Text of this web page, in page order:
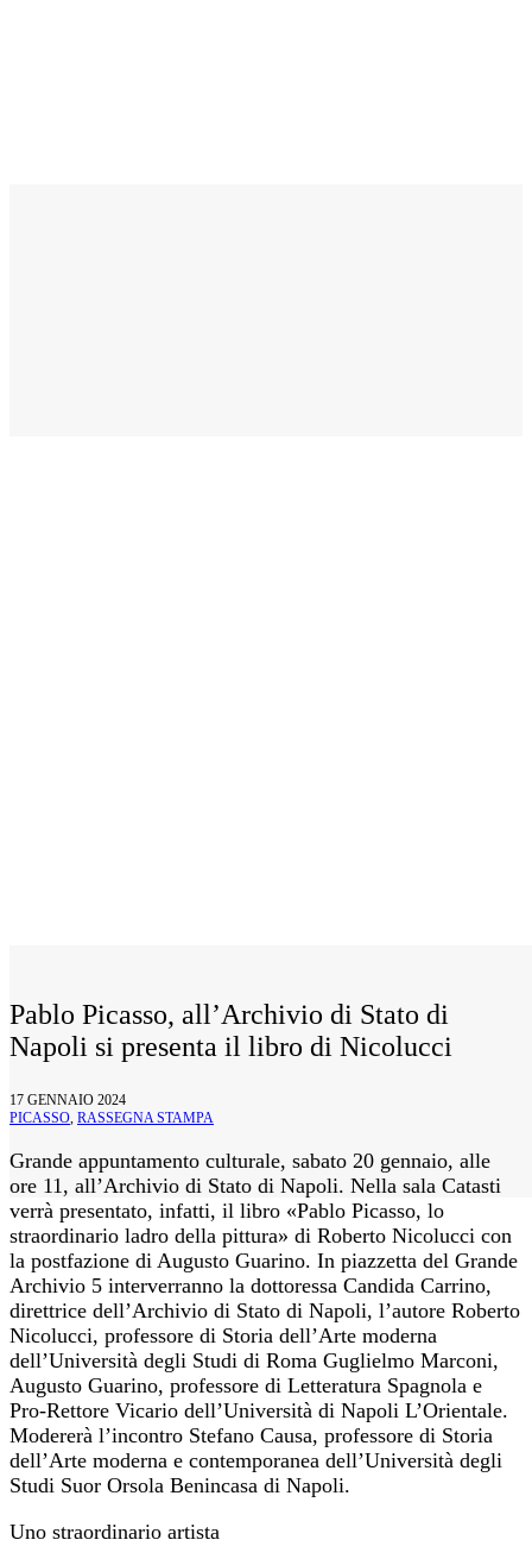
Pablo Picasso, all’Archivio di Stato di
Napoli si presenta il libro di Nicolucci
17 GENNAIO 2024
PICASSO, RASSEGNA STAMPA
Grande appuntamento culturale, sabato 20 gennaio, alle
ore 11, all’Archivio di Stato di Napoli. Nella sala Catasti
verrà presentato, infatti, il libro «Pablo Picasso, lo
straordinario ladro della pittura» di Roberto Nicolucci con
la postfazione di Augusto Guarino. In piazzetta del Grande
Archivio 5 interverranno la dottoressa Candida Carrino,
direttrice dell’Archivio di Stato di Napoli, l’autore Roberto
Nicolucci, professore di Storia dell’Arte moderna
dell’Università degli Studi di Roma Guglielmo Marconi,
Augusto Guarino, professore di Letteratura Spagnola e
Pro-Rettore Vicario dell’Università di Napoli L’Orientale.
Modererà l’incontro Stefano Causa, professore di Storia
dell’Arte moderna e contemporanea dell’Università degli
Studi Suor Orsola Benincasa di Napoli.
Uno straordinario artista